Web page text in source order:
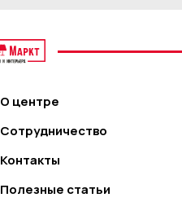
О центре
Сотрудничество
Контакты
Полезные статьи